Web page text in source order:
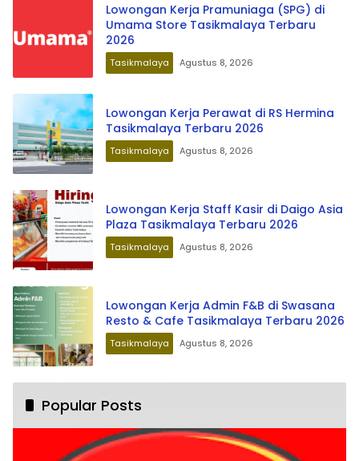
Lowongan Kerja Pramuniaga (SPG) di
Umama Store Tasikmalaya Terbaru
2026
Tasikmalaya Agustus 8, 2026
Lowongan Kerja Perawat di RS Hermina
Tasikmalaya Terbaru 2026
Tasikmalaya Agustus 8, 2026
Lowongan Kerja Staff Kasir di Daigo Asia
Plaza Tasikmalaya Terbaru 2026
Tasikmalaya Agustus 8, 2026
Lowongan Kerja Admin F&B di Swasana
Resto & Cafe Tasikmalaya Terbaru 2026
Tasikmalaya Agustus 8, 2026
Popular Posts